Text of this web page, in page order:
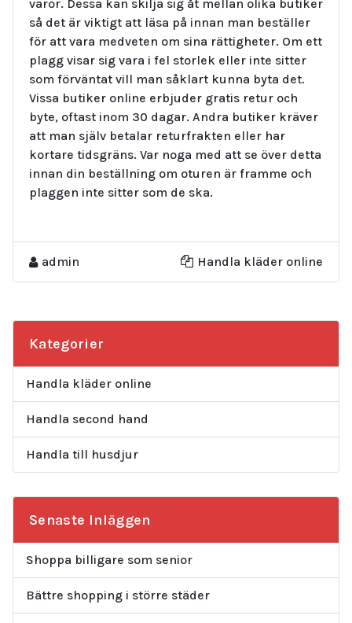
varor. Dessa kan skilja sig åt mellan olika butiker
så det är viktigt att läsa på innan man beställer
för att vara medveten om sina rättigheter. Om ett
plagg visar sig vara i fel storlek eller inte sitter
som förväntat vill man såklart kunna byta det.
Vissa butiker online erbjuder gratis retur och
byte, oftast inom 30 dagar. Andra butiker kräver
att man själv betalar returfrakten eller har
kortare tidsgräns. Var noga med att se över detta
innan din beställning om oturen är framme och
plaggen inte sitter som de ska.
admin Handla kläder online
Kategorier
Handla kläder online
Handla second hand
Handla till husdjur
Senaste Inläggen
Shoppa billigare som senior
Bättre shopping i större städer